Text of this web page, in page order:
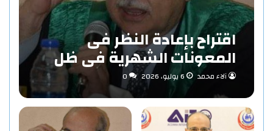
اقتراح بإعادة النظر فى
المعونات الشهرية فى ظل
مفهوم الاستدامة بقلم «د/
حاتم عبد المنعم احمد»
آلاء محمد 6 يوليو، 2026 0